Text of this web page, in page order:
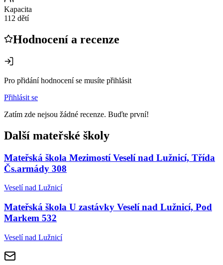
Kapacita
112 dětí
Hodnocení a recenze
Pro přidání hodnocení se musíte přihlásit
Přihlásit se
Zatím zde nejsou žádné recenze. Buďte první!
Další mateřské školy
Mateřská škola Mezimostí Veselí nad Lužnicí, Třída
Čs.armády 308
Veselí nad Lužnicí
Mateřská škola U zastávky Veselí nad Lužnicí, Pod
Markem 532
Veselí nad Lužnicí